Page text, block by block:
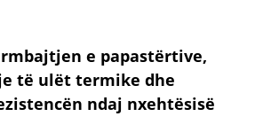
e papastërtive,
të ulët termike dhe
ndaj nxehtësisë